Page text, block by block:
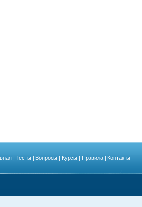
| Тесты | Вопросы | Курсы | Правила | Контакты